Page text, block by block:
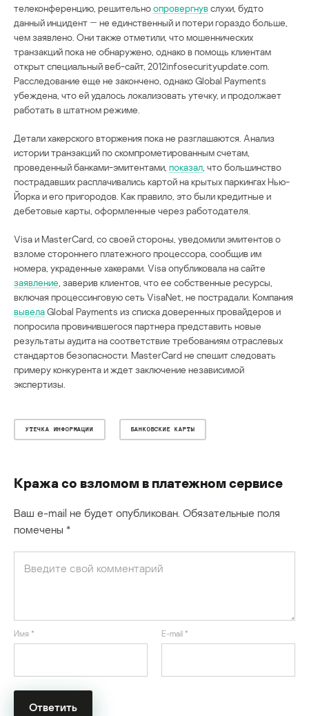
телеконференцию, решительноопровергнувслухи, будто
данный инцидент ― не единственный и потери гораздо больше,
чем заявлено. Они также отметили, что мошеннических
транзакций пока не обнаружено, однако в помощь клиентам
открыт специальный веб-сайт, 2012infosecurityupdate.com.
Расследование еще не закончено, однако Global Payments
убеждена, что ей удалось локализовать утечку, и продолжает
работать в штатном режиме.
Детали хакерского вторжения пока не разглашаются. Анализ
истории транзакций по скомпрометированным счетам,
проведенный банками-эмитентами, показал , что большинство
пострадавших расплачивались картой на крытых паркингах Нью-
Йорка и его пригородов. Как правило, это были кредитные и
дебетовые карты, оформленные через работодателя.
Visa и MasterCard, со своей стороны, уведомили эмитентов о
взломе стороннего платежного процессора, сообщив им
номера, украденные хакерами. Visa опубликовала на сайте
заявление , заверив клиентов, что ее собственные ресурсы,
включая процессинговую сеть VisaNet, не пострадали. Компания
вывелаGlobal Payments из списка доверенных провайдеров и
попросила провинившегося партнера представить новые
результаты аудита на соответствие требованиям отраслевых
стандартов безопасности. MasterCard не спешит следовать
примеру конкурента и ждет заключение независимой
экспертизы.
УТЕЧКА ИНФОРМАЦИИ БАНКОВСКИЕ КАРТЫ
Кража со взломом в платежном сервисе
Ваш e-mail не будет опубликован. Обязательные поля
помечены *
Имя * E-mail *